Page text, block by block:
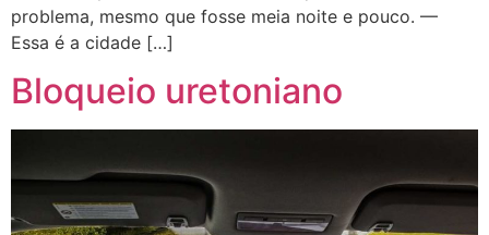
problema, mesmo que fosse meia noite e pouco. —
Essa é a cidade […]
Bloqueio uretoniano